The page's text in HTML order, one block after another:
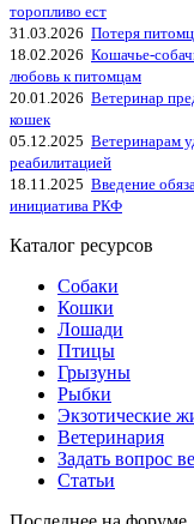
торопливо ест
31.03.2026 Потеря
18.02.2026 Кошачье-
любовь к питомцам
20.01.2026 Ветеринар
кошек
05.12.2025 Ветеринарам
реабилитацией
18.11.2025 Введение
инициатива РКФ
Каталог ресурсов
Собаки
Кошки
Лошади
Птицы
Грызуны
Рыбки
Экзотические
Ветеринария
Задать вопрос
Статьи